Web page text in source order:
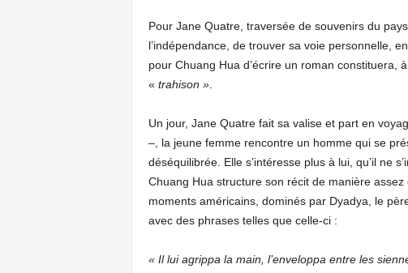
Pour Jane Quatre, traversée de souvenirs du
l’indépendance, de trouver sa voie personnelle,
pour Chuang Hua d’écrire un roman constituera,
« trahison ».
Un jour, Jane Quatre fait sa valise et part en
–, la jeune femme rencontre un homme qui se
déséquilibrée. Elle s’intéresse plus à lui, qu’il ne
Chuang Hua structure son récit de manière
moments américains, dominés par Dyadya, le
avec des phrases telles que celle-ci :
« Il lui agrippa la main, l’enveloppa entre les